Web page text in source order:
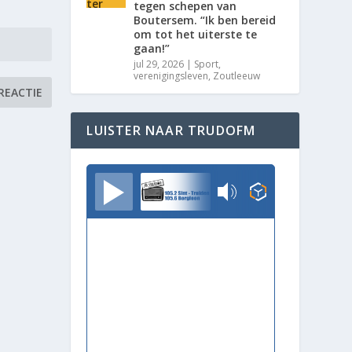
tegen schepen van
Boutersem. “Ik ben bereid
om tot het uiterste te
gaan!”
jul 29, 2026 | Sport,
verenigingsleven, Zoutleeuw
LUISTER NAAR TRUDOFM
TrudoFM